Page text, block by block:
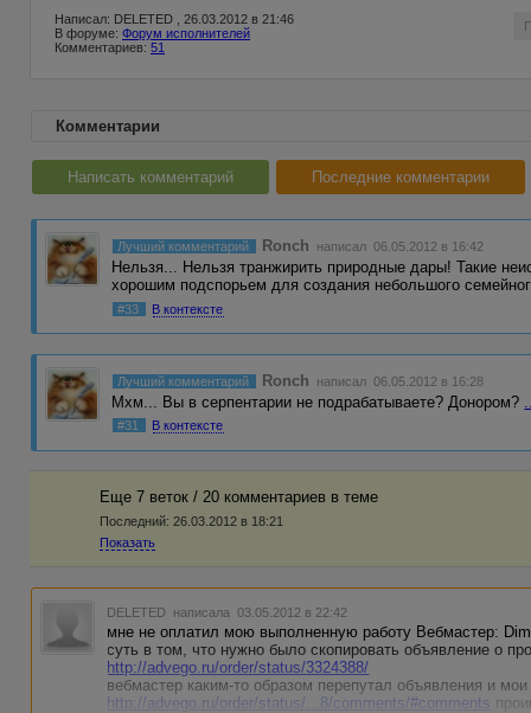
Написал: DELETED , 26.03.2012 в 21:46
В форуме: Форум исполнителей
Комментариев: 51
Комментарии
Написать комментарий Последние комментарии
Лучший комментарий Ronch написал 06.05.2012 в 16:42
Нельзя... Нельзя транжирить природные дары! Такие
хорошим подспорьем для создания небольшого
#33 В контексте
Лучший комментарий Ronch написал 06.05.2012 в 16:28
Мхм... Вы в серпентарии не подрабатываете? Донором?
#31 В контексте
Еще 7 веток / 20 комментариев в темe
Последний: 26.03.2012 в 18:21
Показать
DELETED написала 03.05.2012 в 22:42
мне не оплатил мою выполненную работу Вебмастер:
суть в том, что нужно было скопировать объявление о
http://advego.ru/order/status/3324388/
вебмастер каким-то образом перепутал объявления и
http://advego.ru/order/status/...8/comments/#comments